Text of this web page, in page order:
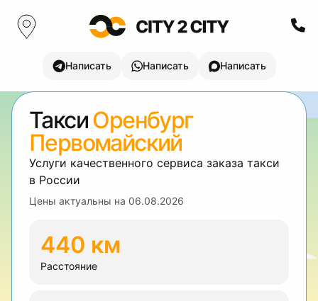
Написать Написать Написать
ТаксиОренбург
Первомайский
Услуги качественного сервиса заказа такси
в России
Цены актуальны на 06.08.2026
440 км
Расстояние